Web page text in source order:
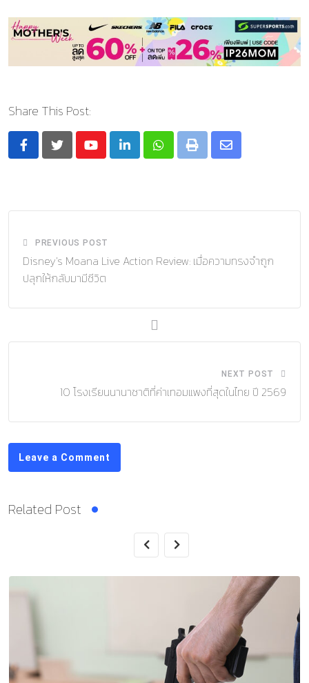
Share This Post:
YoutubeLinkedInWhatsapp
Print
Share
PREVIOUS POST
Disney’s Moana Live Action Review: เมื่อความทรงจำถูก
ปลุกให้กลับมามีชีวิต
NEXT POST
10 โรงเรียนนานาชาติที่ค่าเทอมแพงที่สุดในไทย ปี 2569
Leave a Comment
Related Post